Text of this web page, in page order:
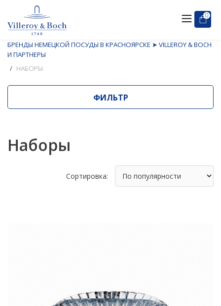
0
БРЕНДЫ НЕМЕЦКОЙ ПОСУДЫ В КРАСНОЯРСКЕ ➤ VILLEROY & BOCH
И ПАРТНЕРЫ
НАБОРЫ
ФИЛЬТР
Наборы
Сортировка: